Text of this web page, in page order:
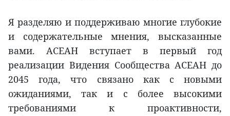
Я разделяю и поддерживаю многие глубокие
и содержательные мнения, высказанные
вами. АСЕАН вступает в первый год
реализации Видения Сообщества АСЕАН до
2045 года, что связано как с новыми
ожиданиями, так и с более высокими
требованиями к проактивности,